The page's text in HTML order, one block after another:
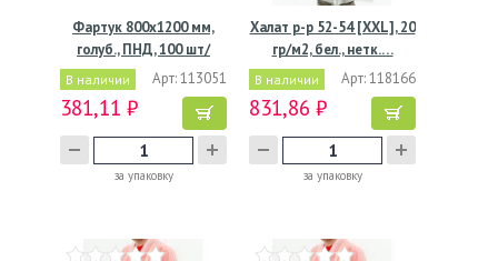
Фартук 800х1200 мм,
голуб., ПНД, 100 шт/
упак…
В наличии Арт: 113051
381,11 ₽
за упаковку
Халат р-р 52-54 [XXL], 20
гр/м2, бел., нетк.…
В наличии Арт: 118166
831,86 ₽
за упаковку